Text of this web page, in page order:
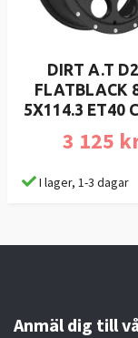
DIRT A.T
FLATBLACK
5X114.3 ET40
3 125
I lager, 1-3 dagar
Anmäl dig till